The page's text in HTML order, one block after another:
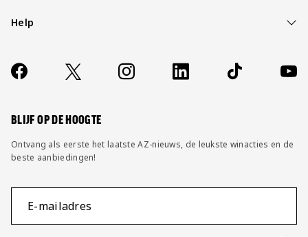
Help
Contact
FAQ
Socials
https://www.facebook.com/AZAlkmaar
X Instagram LinkedIn TikTok
BLIJF OP DE HOOGTE
Ontvang als eerste het laatste AZ-nieuws, de leukste winacties en de
beste aanbiedingen!
E-mailadres